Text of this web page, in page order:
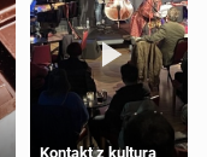
Kontakt z kulturą